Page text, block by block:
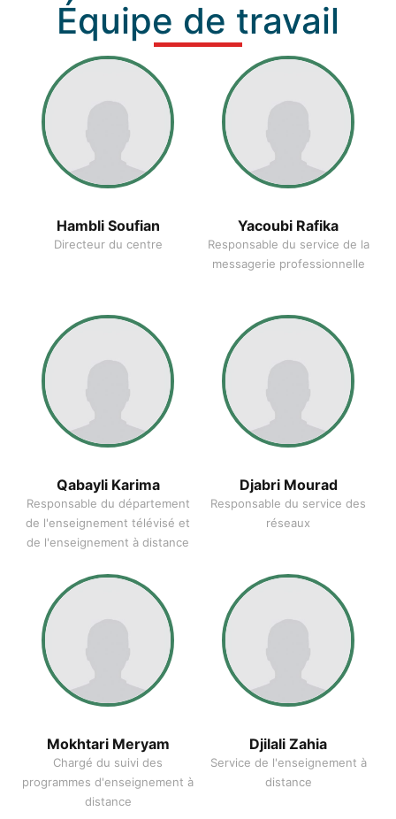
Équipe de travail
Hambli Soufian
Directeur du centre
Yacoubi Rafika
Responsable du service de la
messagerie professionnelle
Qabayli Karima
Responsable du département
de l'enseignement télévisé et
de l'enseignement à distance
Djabri Mourad
Responsable du service des
réseaux
Mokhtari Meryam
Chargé du suivi des
programmes d'enseignement à
distance
Djilali Zahia
Service de l'enseignement à
distance